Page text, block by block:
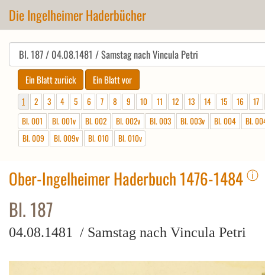
Die Ingelheimer Haderbücher
1 2 3 4 5 6 7 8 9 10 11 12 13 14 15 16
17
Bl. 001
Bl. 001v Bl. 002 Bl. 002v Bl. 003 Bl. 003v Bl. 004
Bl.
Bl. 009
Bl. 009v Bl. 010 Bl. 010v
Ober-Ingelheimer Haderbuch 1476-1484 ⓘ
Bl. 187
04.08.1481 / Samstag nach Vincula Petri